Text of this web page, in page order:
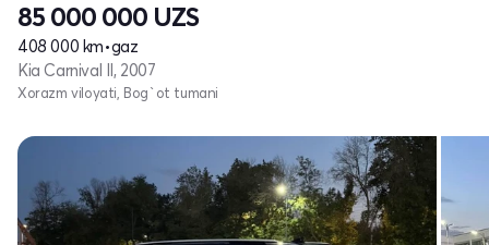
85 000 000 UZS
408 000 km•gaz
Kia Carnival II, 2007
Xorazm viloyati, Bog`ot tumani